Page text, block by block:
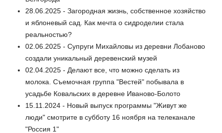
28.06.2025 - Загородная жизнь, собственное хозяйство
и яблоневый сад. Как мечта о сидроделии стала
реальностью?
02.06.2025 - Супруги Михайловы из деревни Лобаново
создали уникальный деревенский музей
02.04.2025 - Делают все, что можно сделать из
молока. Съемочная группа "Вестей" побывала в
усадьбе Ковальских в деревне Иваново-Болото
15.11.2024 - Новый выпуск программы "Живут же
люди" смотрите в субботу 16 ноября на телеканале
"Россия 1"